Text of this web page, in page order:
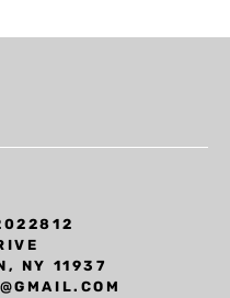
NY 11937